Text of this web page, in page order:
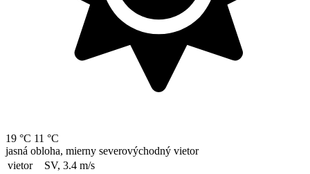
19 °C 11 °C
jasná obloha, mierny severovýchodný vietor
vietor
SV, 3.4 m/s